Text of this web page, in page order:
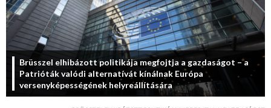
Brüsszel elhibázott politikája megfojtja a gazdaságot – a
Patrióták valódi alternatívát kínálnak Európa
versenyképességének helyreállítására